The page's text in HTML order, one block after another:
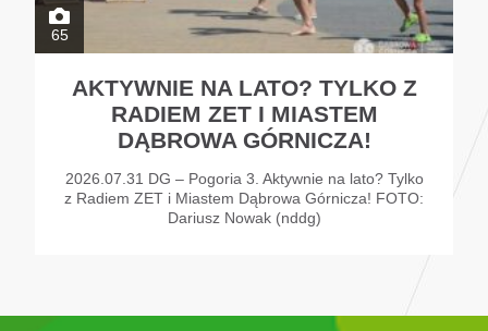
65
AKTYWNIE NA LATO? TYLKO Z
RADIEM ZET I MIASTEM
DĄBROWA GÓRNICZA!
2026.07.31 DG – Pogoria 3. Aktywnie na lato? Tylko
z Radiem ZET i Miastem Dąbrowa Górnicza! FOTO:
Dariusz Nowak (nddg)